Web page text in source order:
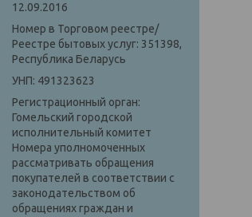
12.09.2016
Номер в Торговом реестре/
Реестре бытовых услуг: 351398,
Республика Беларусь
УНП: 491323623
Регистрационный орган:
Гомельский городской
исполнительный комитет
Номера уполномоченных
рассматривать обращения
покупателей в соответствии с
законодательством об
обращениях граждан и